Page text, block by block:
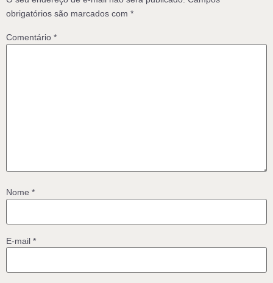
obrigatórios são marcados com *
Comentário *
Nome *
E-mail *